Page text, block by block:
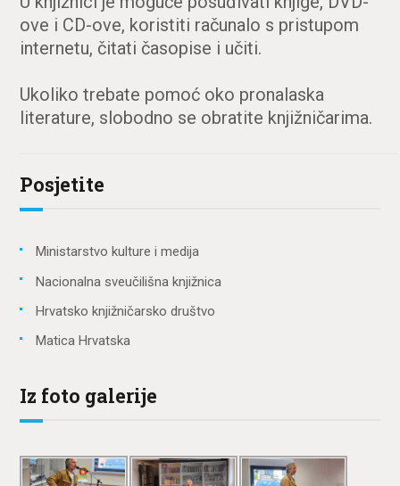
ove i CD-ove, koristiti računalo s pristupom
internetu, čitati časopise i učiti.
Ukoliko trebate pomoć oko pronalaska
literature, slobodno se obratite knjižničarima.
Posjetite
Ministarstvo kulture i medija
Nacionalna sveučilišna knjižnica
Hrvatsko knjižničarsko društvo
Matica Hrvatska
Iz foto galerije